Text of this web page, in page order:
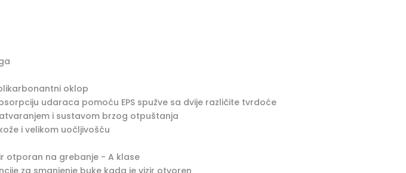
oklop
udaraca pomoću EPS spužve sa dvije različite tvrdoće
i sustavom brzog otpuštanja
i velikom uočljivošću
otporan na grebanje - A klase
za smanjenje buke kada je vizir otvoren